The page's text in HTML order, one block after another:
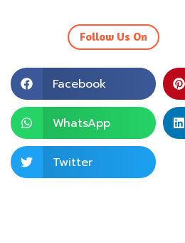
Follow Us On
Facebook
WhatsApp
Twitter